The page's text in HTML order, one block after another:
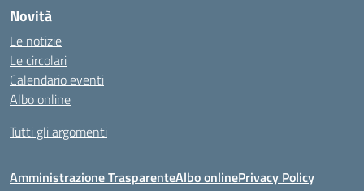
Novità
Le notizie
Le circolari
Calendario eventi
Albo online
Tutti gli argomenti
Amministrazione TrasparenteAlbo onlinePrivacy Policy